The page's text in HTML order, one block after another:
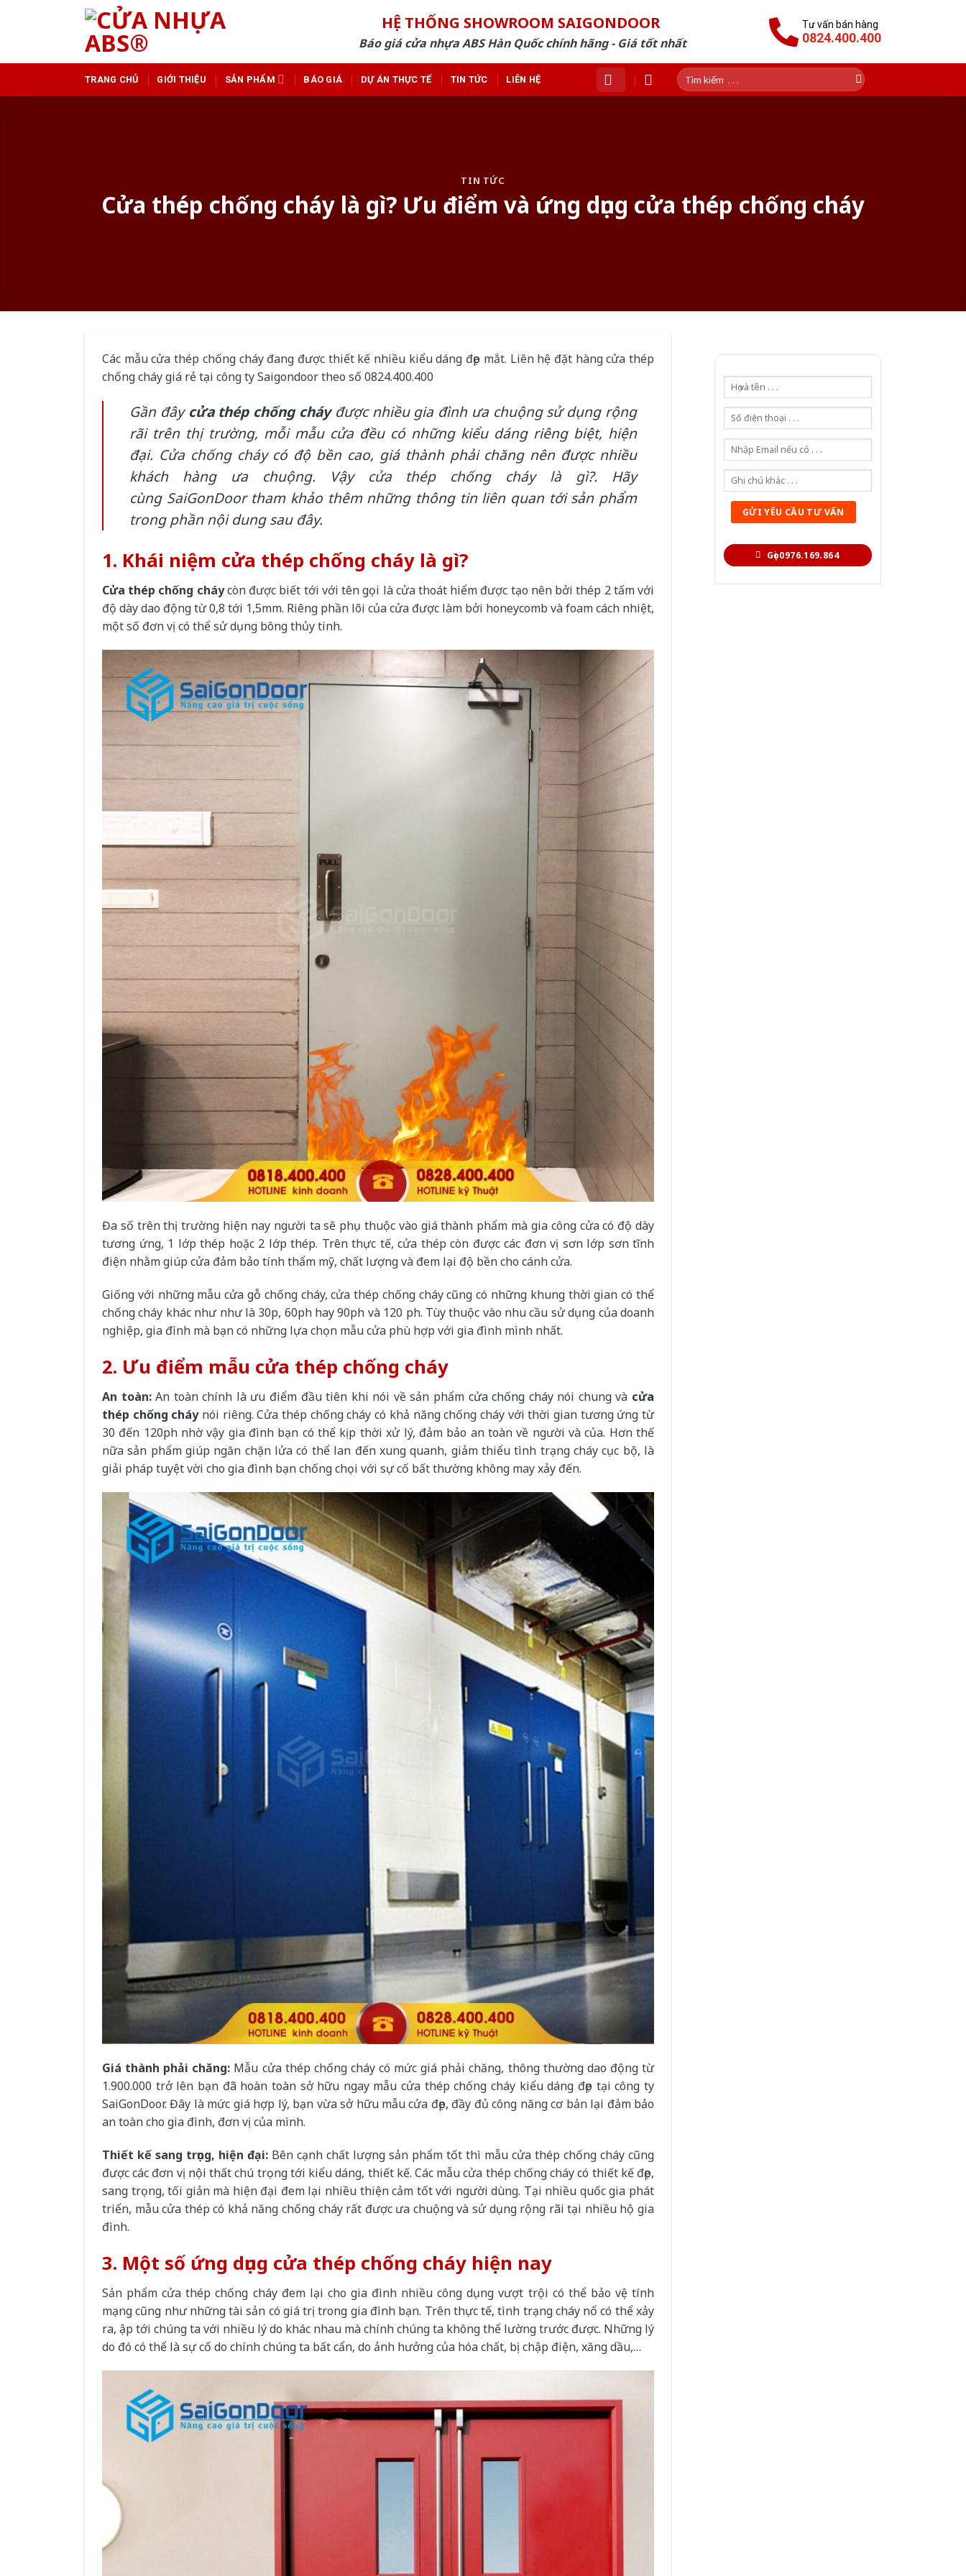
HỆ THỐNG SHOWROOM SAIGONDOOR
Báo giá cửa nhựa ABS Hàn Quốc chính hãng - Giá tốt nhất
Tư vấn bán hàng
0824.400.400
TRANG CHỦ GIỚI THIỆU SẢN PHẨM BÁO GIÁ DỰ ÁN THỰC TẾ TIN TỨC LIÊN HỆ
Tìm
kiếm:
TIN TỨC
Cửa thép chống cháy là gì? Ưu điểm và ứng dụng cửa thép chống cháy
Các mẫu cửa thép chống cháy đang được thiết kế nhiều kiểu dáng đẹp mắt. Liên hệ đặt hàng cửa thép
chống cháy giá rẻ tại công ty Saigondoor theo số 0824.400.400
Gần đây cửa thép chống cháy được nhiều gia đình ưa chuộng sử dụng rộng
rãi trên thị trường, mỗi mẫu cửa đều có những kiểu dáng riêng biệt, hiện
đại. Cửa chống cháycó độ bền cao, giá thành phải chăng nên được nhiều
khách hàng ưa chuộng. Vậy cửa thép chống cháy là gì?. Hãy
cùng SaiGonDoortham khảo thêm những thông tin liên quan tới sản phẩm
trong phần nội dung sau đây.
1. Khái niệm cửa thép chống cháy là gì?
Cửa thép chống cháycòn được biết tới với tên gọi là cửa thoát hiểm được tạo nên bởi thép 2 tấm với
độ dày dao động từ 0,8 tới 1,5mm. Riêng phần lõi của cửa được làm bởi honeycomb và foam cách nhiệt,
một số đơn vị có thể sử dụng bông thủy tinh.
Đa số trên thị trường hiện nay người ta sẽ phụ thuộc vào giá thành phẩm mà gia công cửa có độ dày
tương ứng, 1 lớp thép hoặc 2 lớp thép. Trên thực tế, cửa thép còn được các đơn vị sơn lớp sơn tĩnh
điện nhằm giúp cửa đảm bảo tính thẩm mỹ, chất lượng và đem lại độ bền cho cánh cửa.
Giống với những mẫucửa gỗ chống cháy, cửa thép chống cháy cũng có những khung thời gian có thể
chống cháy khác như như là 30p, 60ph hay 90ph và 120 ph. Tùy thuộc vào nhu cầu sử dụng của doanh
nghiệp, gia đình mà bạn có những lựa chọn mẫu cửa phù hợp với gia đình mình nhất.
2. Ưu điểm mẫu cửa thép chống cháy
An toàn:An toàn chính là ưu điểm đầu tiên khi nói về sản phẩm cửa chống cháynói chung và cửa
thép chống cháynói riêng. Cửa thép chống cháy có khả năng chống cháy với thời gian tương ứng từ
30 đến 120ph nhờ vậy gia đình bạn có thể kịp thời xử lý, đảm bảo an toàn về người và của. Hơn thế
nữa sản phẩm giúp ngăn chặn lửa có thể lan đến xung quanh, giảm thiểu tình trạng cháy cục bộ, là
giải pháp tuyệt vời cho gia đình bạn chống chọi với sự cố bất thường không may xảy đến.
Giá thành phải chăng: Mẫu cửa thép chống cháy có mức giá phải chăng, thông thường dao động từ
1.900.000 trở lên bạn đã hoàn toàn sở hữu ngay mẫu cửa thép chống cháy kiểu dáng đẹp tại công ty
SaiGonDoor. Đây là mức giá hợp lý, bạn vừa sở hữu mẫu cửa đẹp, đầy đủ công năng cơ bản lại đảm bảo
an toàn cho gia đình, đơn vị của mình.
Thiết kế sang trọng, hiện đại: Bên cạnh chất lượng sản phẩm tốt thì mẫu cửa thép chống cháy cũng
được các đơn vị nội thấtchú trọng tới kiểu dáng, thiết kế. Các mẫu cửa thép chống cháy có thiết kế đẹp,
sang trọng, tối giản mà hiện đại đem lại nhiều thiện cảm tốt với người dùng. Tại nhiều quốc gia phát
triển, mẫu cửa thép có khả năng chống cháy rất được ưa chuộng và sử dụng rộng rãi tại nhiều hộ gia
đình.
3. Một số ứng dụng cửa thép chống cháy hiện nay
Sản phẩm cửa thép chống cháy đem lại cho gia đình nhiều công dụng vượt trội có thể bảo vệ tính
mạng cũng như những tài sản có giá trị trong gia đình bạn. Trên thực tế, tình trạng cháy nổ có thể xảy
ra, ập tới chúng ta với nhiều lý do khác nhau mà chính chúng ta không thể lường trước được. Những lý
do đó có thể là sự cố do chính chúng ta bất cẩn, do ảnh hưởng của hóa chất, bị chập điện, xăng dầu,…
Gọi 0976.169.864